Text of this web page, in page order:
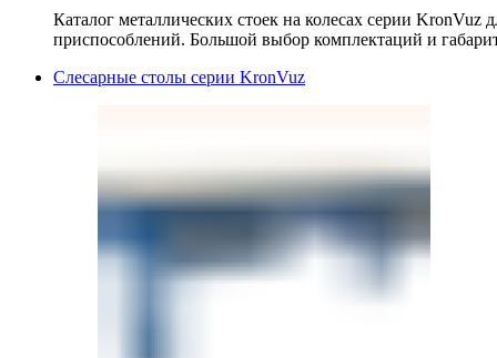
Каталог металлических стоек на колесах серии KronVuz
приспособлений. Большой выбор комплектаций и
Слесарные столы серии KronVuz